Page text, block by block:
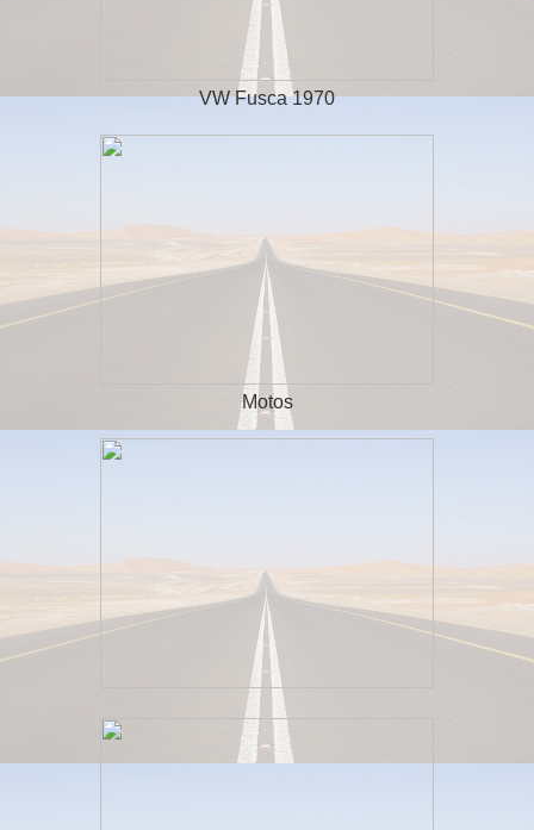
VW Fusca 1970
Motos